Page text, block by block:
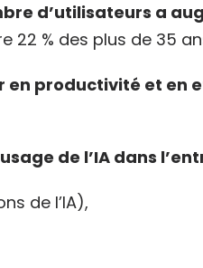
d’utilisateurs a
22 % des plus de 35
en productivité et en
de l’IA dans
de l’IA),